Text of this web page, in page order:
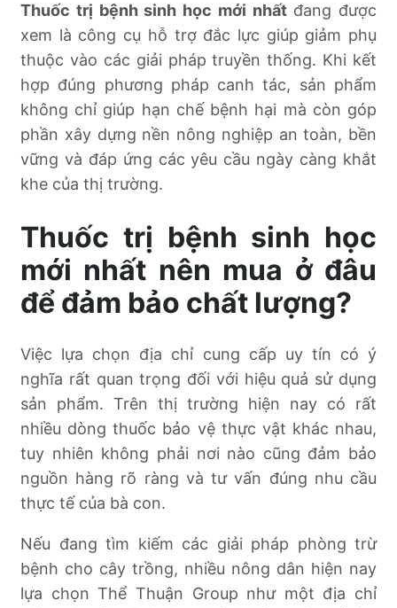
Thuốc trị bệnh sinh học mới nhấtđang được
xem là công cụ hỗ trợ đắc lực giúp giảm phụ
thuộc vào các giải pháp truyền thống. Khi kết
hợp đúng phương pháp canh tác, sản phẩm
không chỉ giúp hạn chế bệnh hại mà còn góp
phần xây dựng nền nông nghiệp an toàn, bền
vững và đáp ứng các yêu cầu ngày càng khắt
khe của thị trường.
Thuốc trị bệnh sinh học
mới nhất nên mua ở đâu
để đảm bảo chất lượng?
Việc lựa chọn địa chỉ cung cấp uy tín có ý
nghĩa rất quan trọng đối với hiệu quả sử dụng
sản phẩm. Trên thị trường hiện nay có rất
nhiều dòng thuốc bảo vệ thực vật khác nhau,
tuy nhiên không phải nơi nào cũng đảm bảo
nguồn hàng rõ ràng và tư vấn đúng nhu cầu
thực tế của bà con.
Nếu đang tìm kiếm các giải pháp phòng trừ
bệnh cho cây trồng, nhiều nông dân hiện nay
lựa chọn Thể Thuận Group như một địa chỉ